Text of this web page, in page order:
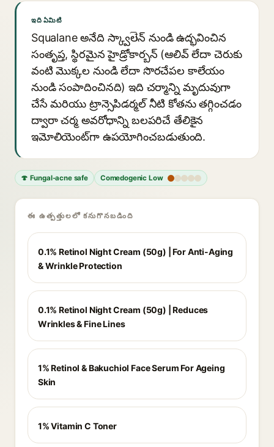
ఇది ఏమిటి
Squalane అనేది స్క్వాలीన్ నుండి ఉద్భవించిన
సంతృప్త, స్థిరమైన హైడ్రోకార్బన్ (ఆలివ్ లేదా చెరుకు
వంటి మొక్కల నుండి లేదా సొరచేపల కాలేయం
నుండి సంపాదించినది) ఇది చర్మాన్ని మృదువుగా
చేసే మరియు ట్రాన్సెపిడర్మల్ నీటి కోతను తగ్గించడం
ద్వారా చర్మ అవరోధాన్ని బలపరిచే తేలికైన
ఇమోలియెంట్‌గా ఉపయోగించబడుతుంది.
🍄 Fungal-acne safe Comedogenic Low
ఈ ఉత్పత్తులలో కనుగొనబడింది
0.1% Retinol Night Cream (50g) | For Anti-Aging
& Wrinkle Protection
0.1% Retinol Night Cream (50g) | Reduces
Wrinkles & Fine Lines
1% Retinol & Bakuchiol Face Serum For Ageing
Skin
1% Vitamin C Toner